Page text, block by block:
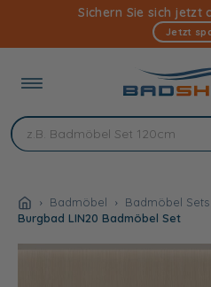
Inhalt
Sichern Sie sich jetzt
Jetzt
Badmöbel
Badmöbel Sets
Burgbad LIN20 Badmöbel Set